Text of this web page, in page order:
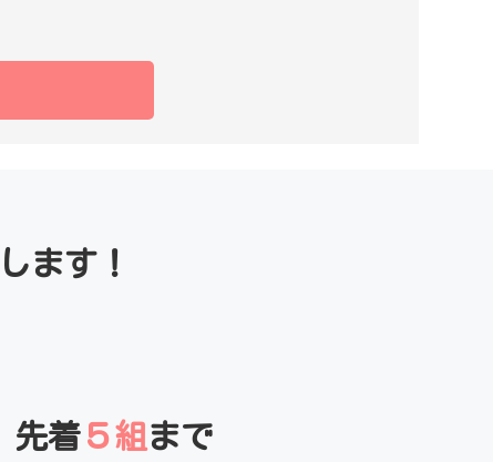
ます！
先着５組 まで